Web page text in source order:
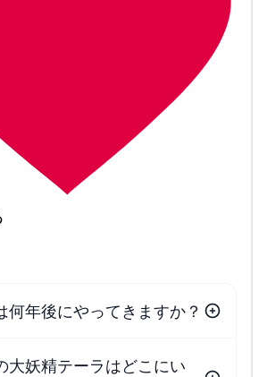
何年後にやってきますか？
大妖精テーラはどこにい